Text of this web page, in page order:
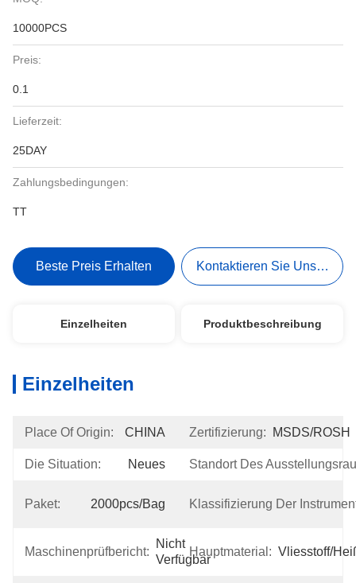
10000PCS
Preis:
0.1
Lieferzeit:
25DAY
Zahlungsbedingungen:
TT
Beste Preis Erhalten Kontaktieren Sie Uns Jetzt
Einzelheiten Produktbeschreibung
Einzelheiten
Place Of Origin: CHINA Zertifizierung: MSDS/ROSH
Die Situation: Neues Standort Des
Paket: 2000pcs/bag Klassifizierung Der
Maschinenprüfbericht:
Nicht
Verfügbar
Hauptmaterial: Vliesstoff/